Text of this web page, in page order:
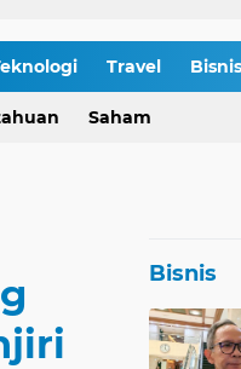
Ungkap Detail Rapat
196,9 Triliun: Proyeksi
Travel Bisnis
Saham
Bisnis